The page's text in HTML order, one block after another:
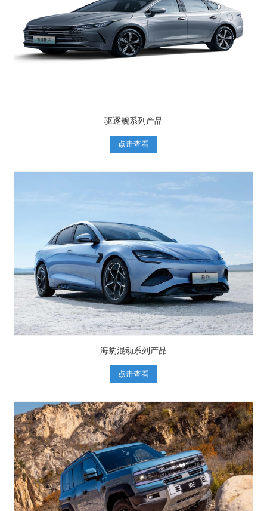
驱逐舰系列产品
点击查看
海豹混动系列产品
点击查看